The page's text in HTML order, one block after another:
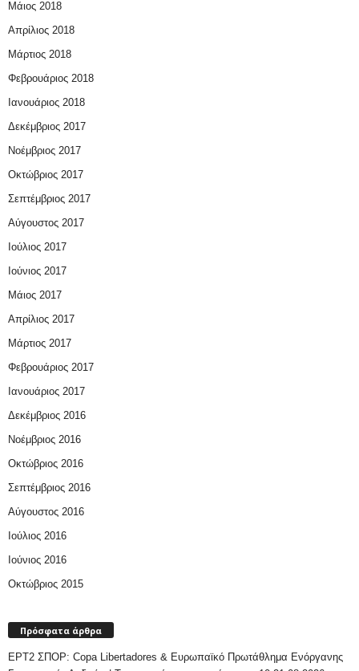
Μάιος 2018
Απρίλιος 2018
Μάρτιος 2018
Φεβρουάριος 2018
Ιανουάριος 2018
Δεκέμβριος 2017
Νοέμβριος 2017
Οκτώβριος 2017
Σεπτέμβριος 2017
Αύγουστος 2017
Ιούλιος 2017
Ιούνιος 2017
Μάιος 2017
Απρίλιος 2017
Μάρτιος 2017
Φεβρουάριος 2017
Ιανουάριος 2017
Δεκέμβριος 2016
Νοέμβριος 2016
Οκτώβριος 2016
Σεπτέμβριος 2016
Αύγουστος 2016
Ιούλιος 2016
Ιούνιος 2016
Οκτώβριος 2015
Πρόσφατα άρθρα
ΕΡΤ2 ΣΠΟΡ: Copa Libertadores & Ευρωπαϊκό Πρωτάθλημα Ενόργανης